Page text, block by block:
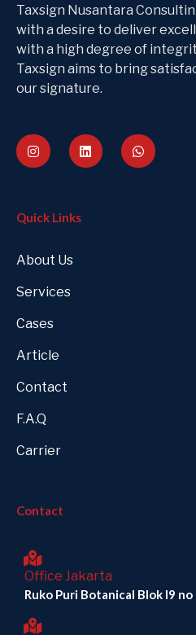
Taxsign Nusantara
with a desire to deliver
with a high degree of
Taxsign aims to bring
our signature.
Quick Links
About Us
Services
Cases
Article
Contact
F.A.Q
Carrier
Contact
Office Jakarta
Ruko Puri Botanical Blok I9